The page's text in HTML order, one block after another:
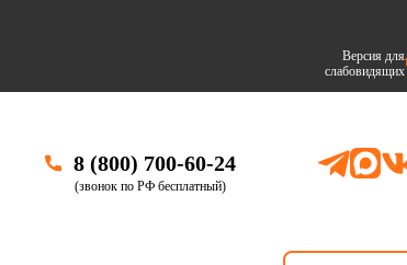
Версия для
слабовидящих
8 (800) 700-60-24
(звонок по РФ бесплатный)